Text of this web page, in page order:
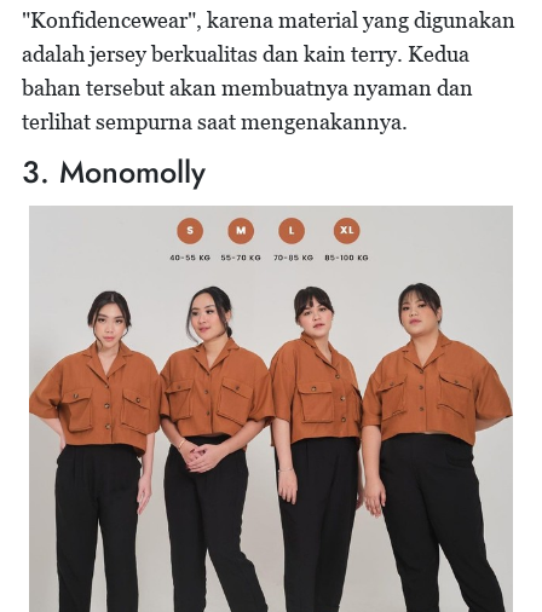
"Konfidencewear", karena material yang digunakan
adalah jersey berkualitas dan kain terry. Kedua
bahan tersebut akan membuatnya nyaman dan
terlihat sempurna saat mengenakannya.
3. Monomolly